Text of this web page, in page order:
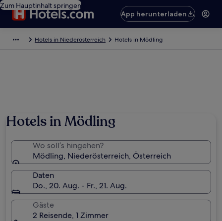
Zum Hauptinhalt springen
App herunterladen
Hotels in Niederösterreich Hotels in Mödling
Hotels in Mödling
Wo soll’s hingehen?
Mödling, Niederösterreich, Österreich
Daten
Do., 20. Aug. - Fr., 21. Aug.
Gäste
2 Reisende, 1 Zimmer